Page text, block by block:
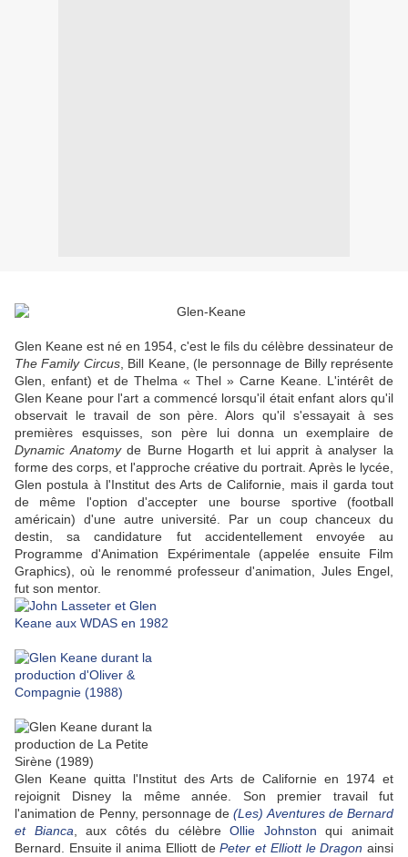
Glen Keane est né en 1954, c'est le fils du célèbre dessinateur de
The Family Circus, Bill Keane, (le personnage de Billy représente
Glen, enfant) et de Thelma « Thel » Carne Keane. L'intérêt de
Glen Keane pour l'art a commencé lorsqu'il était enfant alors qu'il
observait le travail de son père. Alors qu'il s'essayait à ses
premières esquisses, son père lui donna un exemplaire de
Dynamic Anatomyde Burne Hogarth et lui apprit à analyser la
forme des corps, et l'approche créative du portrait. Après le lycée,
Glen postula à l'Institut des Arts de Californie, mais il garda tout
de même l'option d'accepter une bourse sportive (football
américain) d'une autre université. Par un coup chanceux du
destin, sa candidature fut accidentellement envoyée au
Programme d'Animation Expérimentale (appelée ensuite Film
Graphics), où le renommé professeur d'animation, Jules Engel,
fut son mentor.
Glen Keane quitta l'Institut des Arts de Californie en 1974 et
rejoignit Disney la même année. Son premier travail fut
l'animation de Penny, personnage de(Les) Aventures de Bernard
et Bianca , aux côtés du célèbreOllie Johnston qui animait
Bernard. Ensuite il anima Elliott dePeter et Elliott le Dragon ainsi